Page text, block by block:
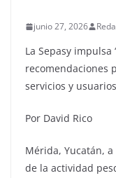
junio 27, 2026
La Sepasy impulsa
recomendaciones
servicios y
Por David Rico
Mérida, Yucatán,
de la actividad